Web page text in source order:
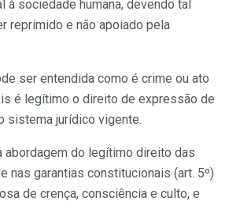
à sociedade humana, devendo tal
reprimido e não apoiado pela
ser entendida como é crime ou ato
é legítimo o direito de expressão de
sistema jurídico vigente.
abordagem do legítimo direito das
nas garantias constitucionais (art. 5º)
de crença, consciência e culto, e